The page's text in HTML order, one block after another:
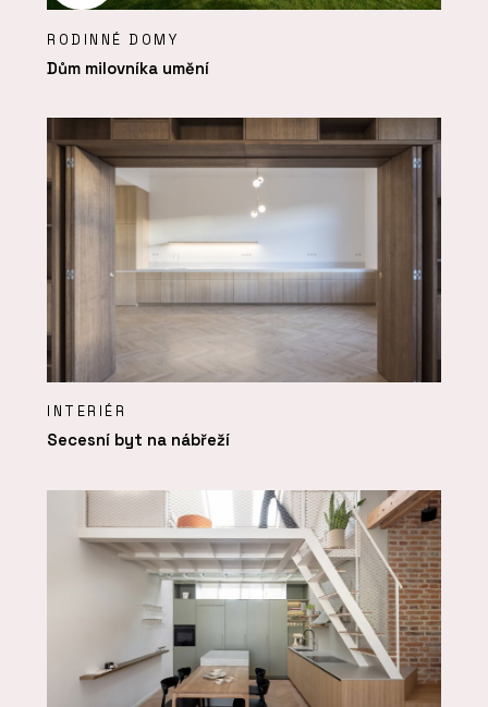
RODINNÉ DOMY
Dům milovníka umění
INTERIÉR
Secesní byt na nábřeží